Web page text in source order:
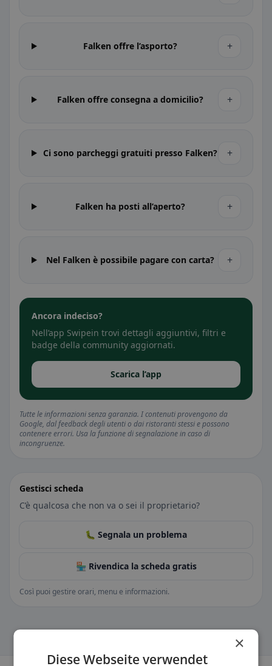
Falken offre l’asporto? +
Falken offre consegna a domicilio? +
Ci sono parcheggi gratuiti presso Falken? +
Falken ha posti all’aperto? +
Nel Falken è possibile pagare con carta? +
Ancora indeciso?
Nell’app Swipein trovi dettagli aggiuntivi, filtri e
badge della community aggiornati.
Scarica l’app
Tutte le informazioni senza garanzia. I contenuti provengono da
Google, dal feedback degli utenti o dai ristoranti stessi e possono
contenere errori. Usa la funzione di segnalazione in caso di
incongruenze.
Gestisci scheda
C’è qualcosa che non va o sei il proprietario?
🐛 Segnala un problema
🏪 Rivendica la scheda gratis
Così puoi gestire orari, menu e informazioni.
×
Diese Webseite verwendet